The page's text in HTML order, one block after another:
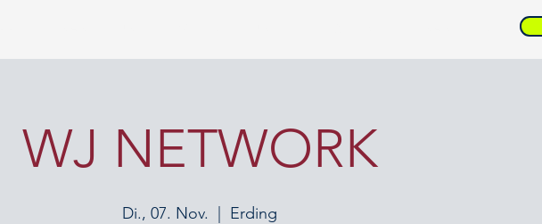
WJ NETWORK
Di., 07. Nov. Erding